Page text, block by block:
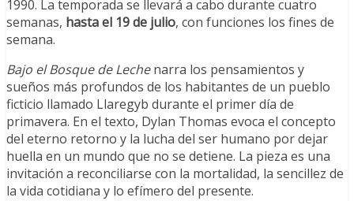
1990. La temporada se llevará a cabo durante cuatro
semanas, hasta el 19 de julio, con funciones los fines de
semana.
Bajo el Bosque de Lechenarra los pensamientos y
sueños más profundos de los habitantes de un pueblo
ficticio llamado Llaregyb durante el primer día de
primavera. En el texto, Dylan Thomas evoca el concepto
del eterno retorno y la lucha del ser humano por dejar
huella en un mundo que no se detiene. La pieza es una
invitación a reconciliarse con la mortalidad, la sencillez de
la vida cotidiana y lo efímero del presente.